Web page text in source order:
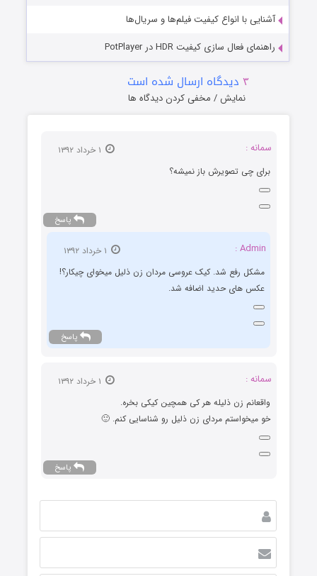
آشنایی با انواع کیفیت فیلم‌ها و سریال‌ها
راهنمای فعال سازی کیفیت HDR در PotPlayer
۳ دیدگاه ارسال شده است
نمایش / مخفی کردن دیدگاه ها
سمانه :
برای چی تصویرش باز نمیشه؟
پاسخ
Admin :
مشکل رفع شد. کیک عروسی مردان زن ذلیل میخوای چیکار؟!
عکس های حدید اضافه شد.
پاسخ
سمانه :
واقعانم زن ذلیله هر کی همچین کیکی بخره.
خو میخواستم مردای زن ذلیل رو شناسایی کنم. 🙂
پاسخ